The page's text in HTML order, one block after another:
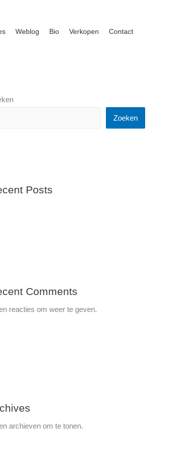
Weblog Bio Verkopen Contact
Zoeken
Posts
Comments
reacties om weer te geven.
archieven om te tonen.